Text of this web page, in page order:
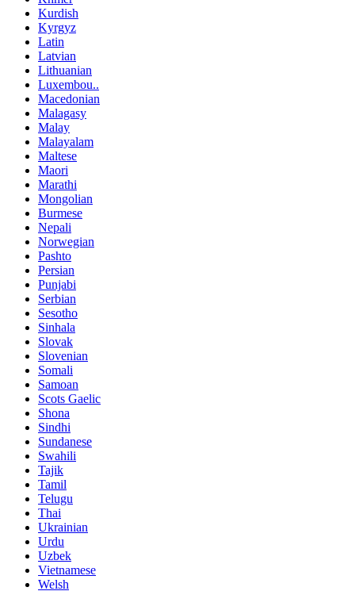
Kurdish
Kyrgyz
Latin
Latvian
Lithuanian
Luxembou..
Macedonian
Malagasy
Malay
Malayalam
Maltese
Maori
Marathi
Mongolian
Burmese
Nepali
Norwegian
Pashto
Persian
Punjabi
Serbian
Sesotho
Sinhala
Slovak
Slovenian
Somali
Samoan
Scots Gaelic
Shona
Sindhi
Sundanese
Swahili
Tajik
Tamil
Telugu
Thai
Ukrainian
Urdu
Uzbek
Vietnamese
Welsh